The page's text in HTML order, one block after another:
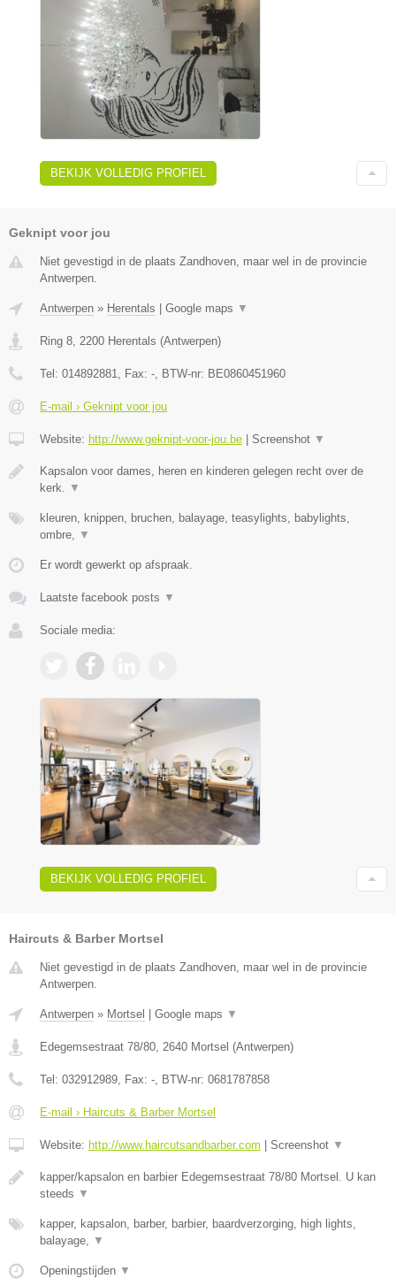
BEKIJK VOLLEDIG PROFIEL
Geknipt voor jou
Niet gevestigd in de plaats Zandhoven, maar wel in de provincie
Antwerpen.
Antwerpen » Herentals | Google maps ▼
Ring 8 2200 Herentals (Antwerpen)
Tel: 014892881 , Fax: - , BTW-nr: BE0860451960
E-mail › Geknipt voor jou
Website: http://www.geknipt-voor-jou.be | Screenshot ▼
Kapsalon voor dames, heren en kinderen gelegen recht over de
kerk.
▼
kleuren, knippen, bruchen, balayage, teasylights, babylights,
ombre,
▼
Er wordt gewerkt op afspraak.
Laatste facebook posts ▼
Sociale media:
BEKIJK VOLLEDIG PROFIEL
Haircuts & Barber Mortsel
Niet gevestigd in de plaats Zandhoven, maar wel in de provincie
Antwerpen.
Antwerpen » Mortsel Google maps ▼
Edegemsestraat 78/80, 2640 Mortsel (Antwerpen)
Tel: 032912989, Fax: -, BTW-nr: 0681787858
E-mail › Haircuts & Barber Mortsel
Website: http://www.haircutsandbarber.com Screenshot ▼
kapper/kapsalon en barbier Edegemsestraat 78/80 Mortsel. U kan
steeds ▼
kapper, kapsalon, barber, barbier, baardverzorging, high lights,
balayage, ▼
Openingstijden ▼